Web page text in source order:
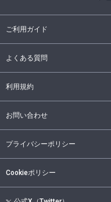
ご利用ガイド
よくある質問
利用規約
お問い合わせ
プライバシーポリシー
Cookieポリシー